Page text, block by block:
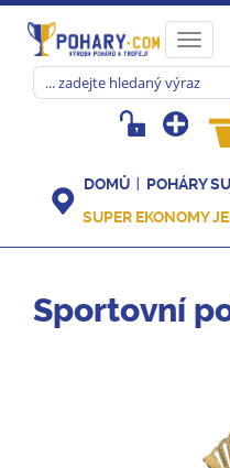
Toggle
DOMŮ POHÁRY
SUPER EKONOMY
Sportovní